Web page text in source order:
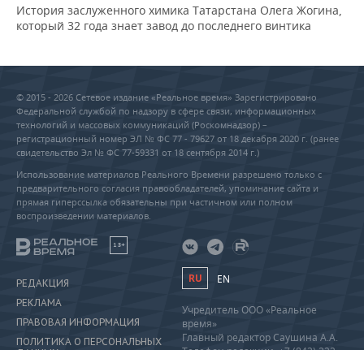
История заслуженного химика Татарстана Олега Жогина,
который 32 года знает завод до последнего винтика
© 2015 - 2026 Сетевое издание «Реальное время» Зарегистрировано
Федеральной службой по надзору в сфере связи, информационных
технологий и массовых коммуникаций (Роскомнадзор) –
регистрационный номер ЭЛ № ФС 77 - 79627 от 18 декабря 2020 г. (ранее
свидетельство Эл № ФС 77-59331 от 18 сентября 2014 г.)
Использование материалов Реального Времени разрешено только с
предварительного согласия правообладателей, упоминание сайта и
прямая гиперссылка обязательны при частичном или полном
воспроизведении материалов.
18+
РЕДАКЦИЯ
РЕКЛАМА
ПРАВОВАЯ ИНФОРМАЦИЯ
ПОЛИТИКА О ПЕРСОНАЛЬНЫХ
RU EN
Учредитель ООО «Реальное
время»
Главный редактор Саушина А.А.